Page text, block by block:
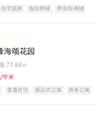
住宅底商 临街商铺
商业街商铺
海颂花园
77-84㎡
平米
普通住宅 酒店式公寓
商务公寓